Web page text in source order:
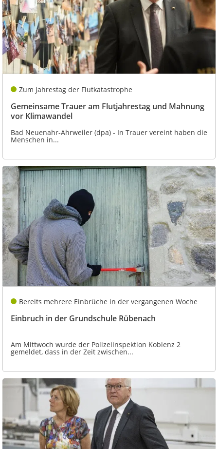
Zum Jahrestag der Flutkatastrophe
Gemeinsame Trauer am Flutjahrestag und Mahnung
vor Klimawandel
Bad Neuenahr-Ahrweiler (dpa) - In Trauer vereint haben die
Menschen in...
Bereits mehrere Einbrüche in der vergangenen Woche
Einbruch in der Grundschule Rübenach
Am Mittwoch wurde der Polizeiinspektion Koblenz 2
gemeldet, dass in der Zeit zwischen...